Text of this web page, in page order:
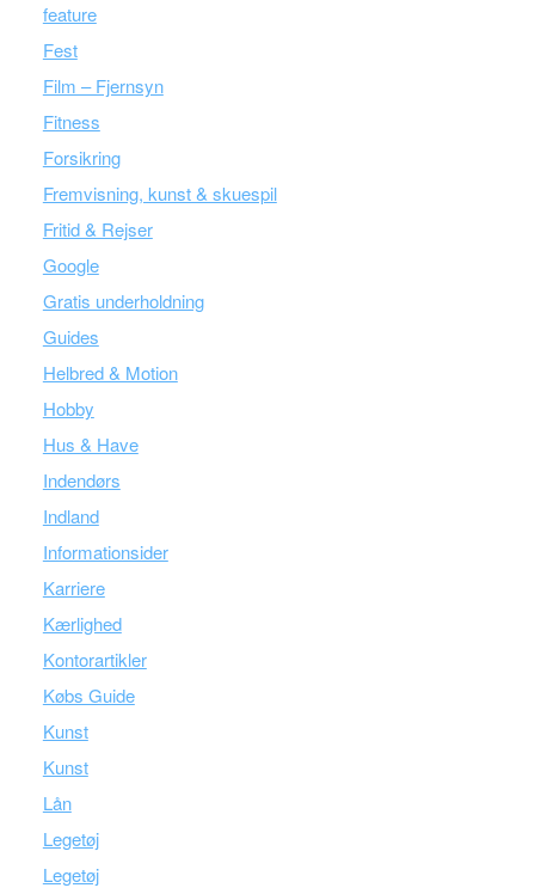
feature
Fest
Film – Fjernsyn
Fitness
Forsikring
Fremvisning, kunst & skuespil
Fritid & Rejser
Google
Gratis underholdning
Guides
Helbred & Motion
Hobby
Hus & Have
Indendørs
Indland
Informationsider
Karriere
Kærlighed
Kontorartikler
Købs Guide
Kunst
Kunst
Lån
Legetøj
Legetøj